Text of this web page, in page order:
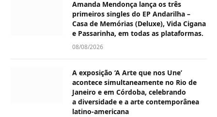
Amanda Mendonça lança os três
primeiros singles do EP Andarilha –
Casa de Memórias (Deluxe), Vida Cigana
e Passarinha, em todas as plataformas.
08/08/2026
A exposição ‘A Arte que nos Une’
acontece simultaneamente no Rio de
Janeiro e em Córdoba, celebrando
a diversidade e a arte contemporânea
latino-americana